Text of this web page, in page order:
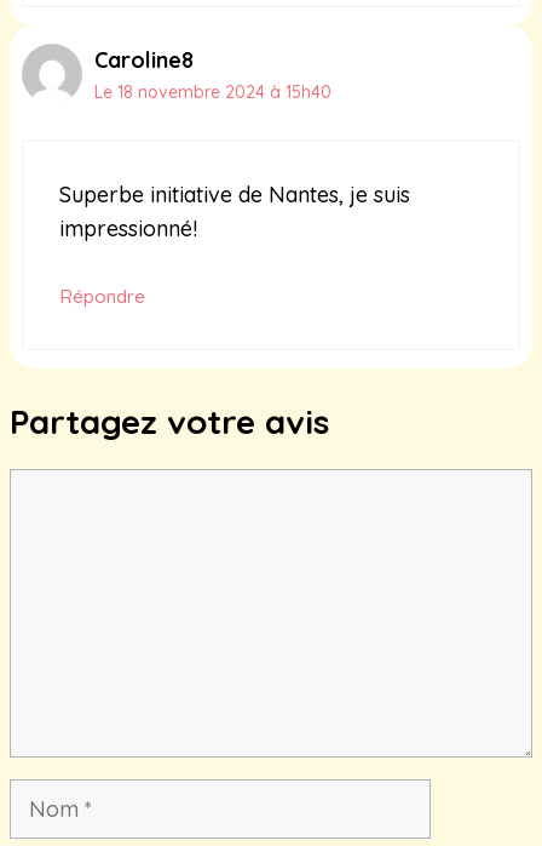
Caroline8
Le 18 novembre 2024 à 15h40
Superbe initiative de Nantes, je suis
impressionné!
Répondre
Partagez votre avis
Nom